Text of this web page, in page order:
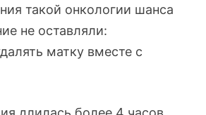
такой онкологии шанса
не оставляли:
матку вместе с